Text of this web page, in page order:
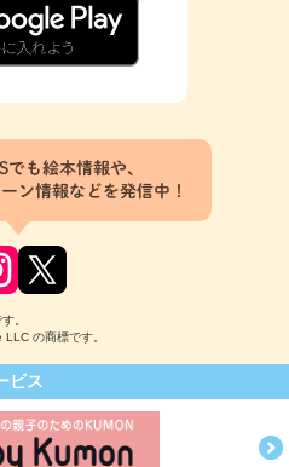
でも絵本情報や、
ン情報などを発信中！
。
の商標です。
ビス